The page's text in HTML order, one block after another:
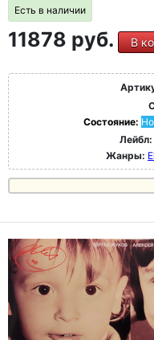
Есть в наличии
11878 руб. В
Состояние:
Лейбл:
Жанры: